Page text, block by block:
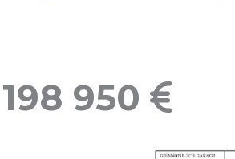
198 950